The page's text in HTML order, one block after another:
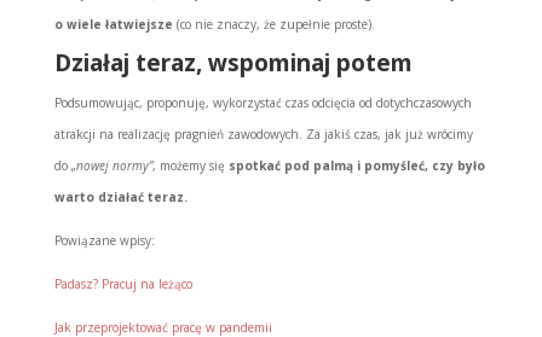
o wiele łatwiejsze (co nie znaczy, że zupełnie proste).
Działaj teraz, wspominaj potem
Podsumowując, proponuję, wykorzystać czas odcięcia od dotychczasowych
atrakcji na realizację pragnień zawodowych. Za jakiś czas, jak już wrócimy
do „nowej normy”, możemy się spotkać pod palmą i pomyśleć, czy było
warto działać teraz.
Powiązane wpisy:
Padasz? Pracuj na leżąco
Jak przeprojektować pracę w pandemii